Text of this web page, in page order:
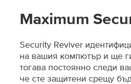
Maximum
Security Reviver
на вашия компютър и ще
тогава постоянно следи
че сте защитени срещу